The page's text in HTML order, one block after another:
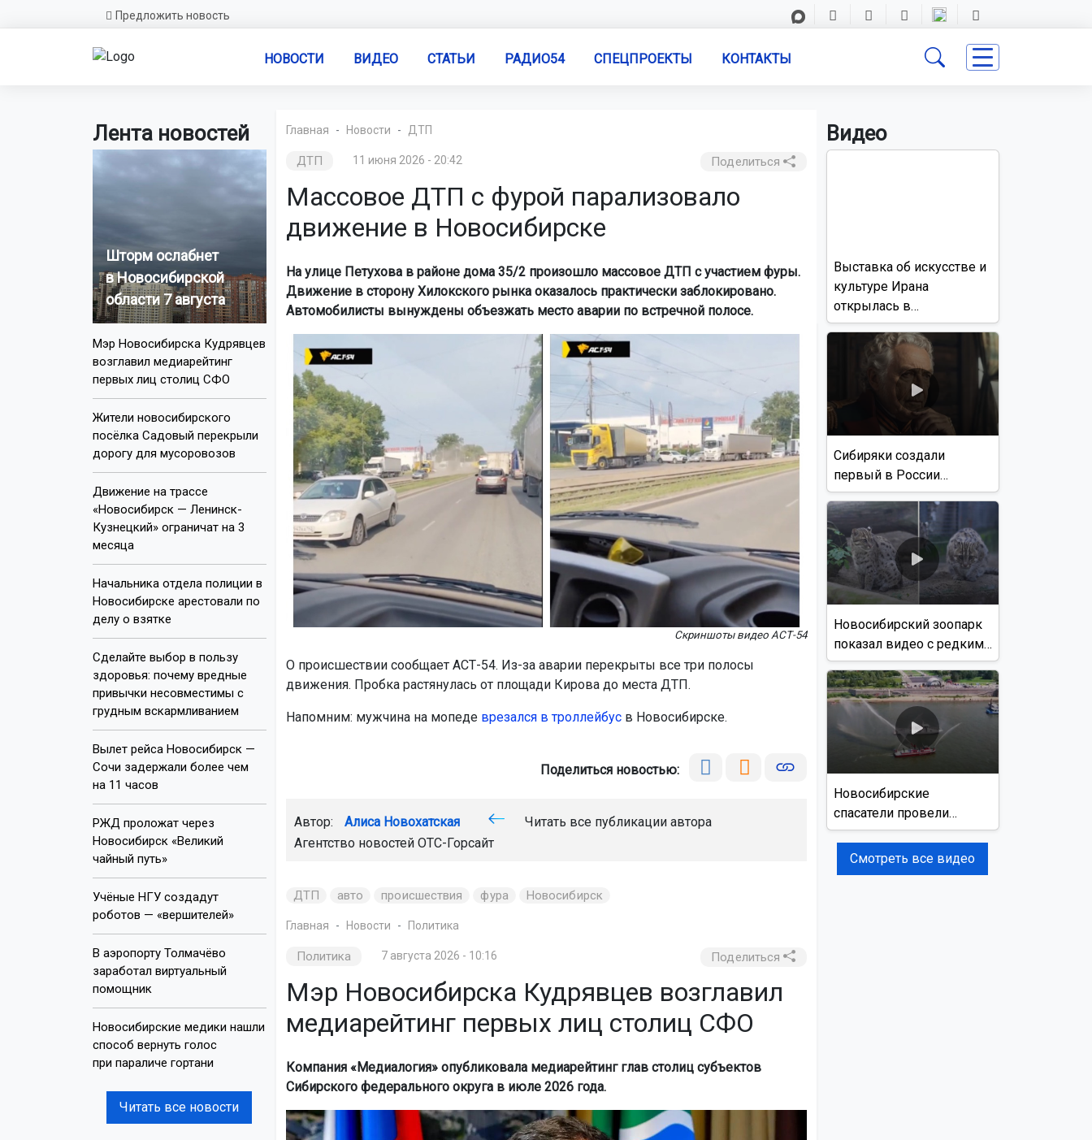
Предложить новость
НОВОСТИ ВИДЕО СТАТЬИ РАДИО54 СПЕЦПРОЕКТЫ КОНТАКТЫ
Лента новостей
Шторм ослабнет
в Новосибирской
области 7 августа
Мэр Новосибирска Кудрявцев
возглавил медиарейтинг
первых лиц столиц СФО
Жители новосибирского
посёлка Садовый перекрыли
дорогу для мусоровозов
Движение на трассе
«Новосибирск — Ленинск-
Кузнецкий» ограничат на 3
месяца
Начальника отдела полиции в
Новосибирске арестовали по
делу о взятке
Сделайте выбор в пользу
здоровья: почему вредные
привычки несовместимы с
грудным вскармливанием
Вылет рейса Новосибирск —
Сочи задержали более чем
на 11 часов
РЖД проложат через
Новосибирск «Великий
чайный путь»
Учёные НГУ создадут
роботов — «вершителей»
В аэропорту Толмачёво
заработал виртуальный
помощник
Новосибирские медики нашли
способ вернуть голос
при параличе гортани
Читать все новости
Главная Новости ДТП
ДТП 11 июня 2026 - 20:42 Поделиться
Массовое ДТП с фурой парализовало
движение в Новосибирске
На улице Петухова в районе дома 35/2 произошло массовое ДТП с участием фуры.
Движение в сторону Хилокского рынка оказалось практически заблокировано.
Автомобилисты вынуждены объезжать место аварии по встречной полосе.
Скриншоты видео АСТ-54
О происшествии сообщает АСТ-54. Из-за аварии перекрыты все три полосы
движения. Пробка растянулась от площади Кирова до места ДТП.
Напомним: мужчина на мопеде врезался в троллейбусв Новосибирске.
Поделиться новостью:
Автор: Алиса Новохатская
Читать все публикации автора
Агентство новостей ОТС-Горсайт
ДТП авто происшествия фура Новосибирск
Главная Новости Политика
Политика 7 августа 2026 - 10:16 Поделиться
Мэр Новосибирска Кудрявцев возглавил
медиарейтинг первых лиц столиц СФО
Компания «Медиалогия» опубликовала медиарейтинг глав столиц субъектов
Сибирского федерального округа в июле 2026 года.
Видео
Выставка об искусстве и
культуре Ирана
открылась в
Новосибирске
Сибиряки создали
первый в России
документальный фильм
с использованием ИИ
Новосибирский зоопарк
показал видео с редким
виверровым котом
Новосибирские
спасатели провели
учения на реке Обь
Смотреть все видео